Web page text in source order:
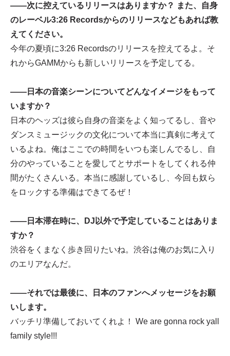
——次に控えているリリースはありますか？ また、自身
のレーベル3:26 Recordsからのリリースなどもあれば教
えてください。
今年の夏頃に3:26 Recordsのリリースを控えてるよ。そ
れからGAMMからも新しいリリースを予定してる。
——日本の音楽シーンについてどんなイメージをもって
いますか？
日本のヘッズは彼ら自身の音楽をよく知ってるし、音や
ダンスミュージックの文化について本当に真剣に考えて
いるよね。俺はここでの時間をいつも楽しんでるし、自
分のやっていることを愛してとサポートをしてくれる仲
間がたくさんいる。本当に感謝しているし、今回も奴ら
をロックする準備はできてるぜ！
——日本滞在時に、DJ以外で予定していることはありま
すか？
渋谷をくまなく歩き回りたいね。渋谷は俺のお気に入り
のエリアなんだ。
——それでは最後に、日本のファンへメッセージをお願
いします。
バッチリ準備しておいてくれよ！ We are gonna rock yall
family style!!!